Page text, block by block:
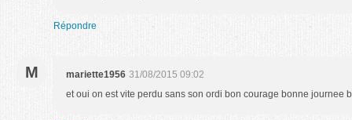
Répondre
M mariette1956 31/08/2015 09:02
et oui on est vite perdu sans son ordi bon courage bonne journee